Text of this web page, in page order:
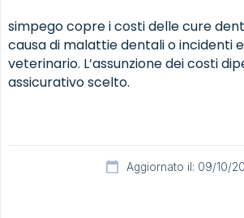
simpego copre i costi delle cure
causa di malattie dentali o incidenti
veterinario. L’assunzione dei costi
assicurativo scelto.
Aggiornato il: 09/10/